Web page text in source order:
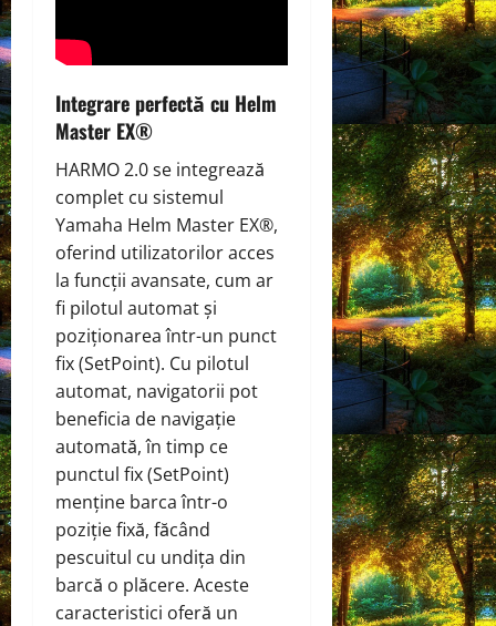
Integrare perfectă cu Helm
Master EX®
HARMO 2.0 se integrează
complet cu sistemul
Yamaha Helm Master EX®,
oferind utilizatorilor acces
la funcții avansate, cum ar
fi pilotul automat și
poziționarea într-un punct
fix (SetPoint). Cu pilotul
automat, navigatorii pot
beneficia de navigație
automată, în timp ce
punctul fix (SetPoint)
menține barca într-o
poziție fixă, făcând
pescuitul cu undița din
barcă o plăcere. Aceste
caracteristici oferă un